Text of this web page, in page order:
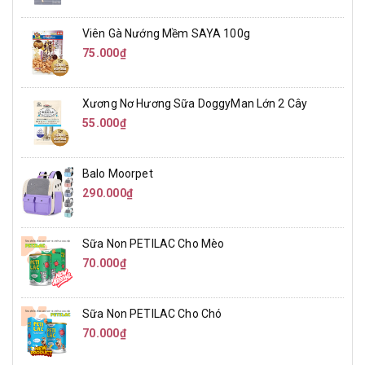
Viên Gà Nướng Mềm SAYA 100g
75.000₫
Xương Nơ Hương Sữa DoggyMan Lớn 2 Cây
55.000₫
Balo Moorpet
290.000₫
Sữa Non PETILAC Cho Mèo
70.000₫
Sữa Non PETILAC Cho Chó
70.000₫